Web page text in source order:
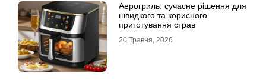
Аерогриль: сучасне рішення для
швидкого та корисного
приготування страв
20 Травня, 2026